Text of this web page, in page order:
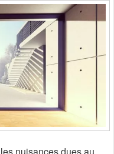
nuisances dues au